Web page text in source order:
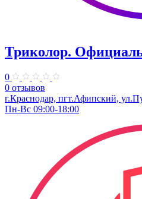
Триколор.
0
0 отзывов
г.Краснодар, пгт.Афипский,
Пн-Вс 09:00-18:00